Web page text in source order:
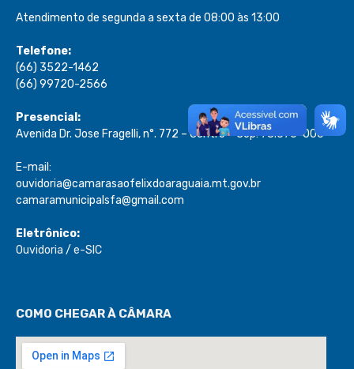
Atendimento de segunda a sexta de 08:00 às 13:00
Telefone:
(66) 3522-1462
(66) 99720-2566
Presencial:
Avenida Dr. Jose Fragelli, n°. 772 – Centro – Cep: 78.670-000
E-mail:
ouvidoria@camarasaofelixdoaraguaia.mt.gov.br
camaramunicipalsfa@gmail.com
Eletrônico:
Ouvidoria / e-SIC
COMO CHEGAR À CÂMARA